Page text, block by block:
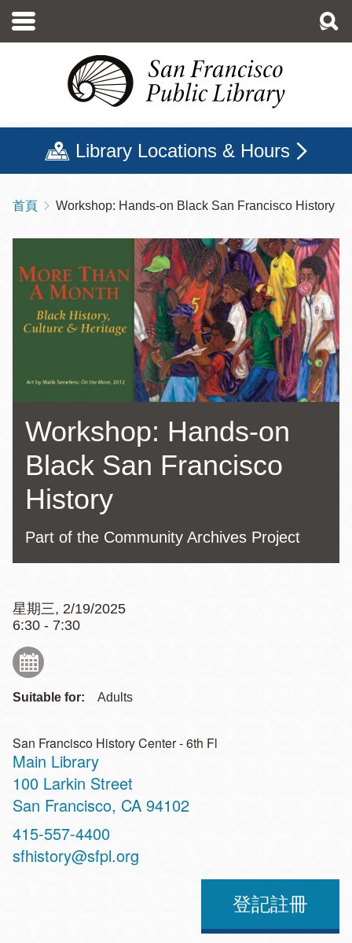
至
Library Locations & Hours
導
航
連
結
首頁 Workshop: Hands-on Black San Francisco History
Workshop: Hands-on
Black San Francisco
History
Part of the Community Archives Project
星期三, 2/19/2025
6:30 - 7:30
Suitable for: Adults
San Francisco History Center - 6th Fl
Main Library
Address
100 Larkin Street
San Francisco, CA 94102
Contact
Telephone
415-557-4400
sfhistory@sfpl.org
登記註冊